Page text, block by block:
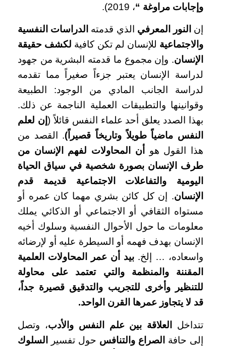
وإجابات مراوغة “، 2019).
إن النور المعرفي الذي قدمته الدراسات النفسية
والاجتماعية للإنسان لم تكن كافية لكشف حقيقة
الإنسان. وإن مجموع ما قدمته البشرية من جهود
لدراسة الإنسان يعتبر جزءاً صغيراً مما تقدمه
لدراسة الجانب المادي من الوجود: الطبيعة
وقوانينها والتطبيقات العملية الناجمة عن ذلك.
بهذا الصدد يعلق أحد علماء النفس قائلاً ( إن لعلم
النفس ماضياً طويلاً وتاريخاً قصيراً). القصد من
هذا القول هو
أن المحاولات لفهم الإنسان من
طرف الإنسان بصورة شخصية في سياق الحياة
اليومية والتفاعلات الاجتماعية قديمة قدم
الإنسان. إن كل كائن بشري مهما كان عمره أو
مستواه الثقافي أو الاجتماعي أو الذكائي يملك
معلومات ما حول الأحوال النفسية وسلوك أخيه
الإنسان بهدف فهمه أو السيطرة عليه أو لإرضائه
واسعاده، … إلخ. بيد أن عمر المحاولات العلمية
المقننة والمنظمة والتي تعتمد على محاولة
للتنظير وأخرى للتجريب والتدقيق قصيرة جداً،
قد لا يتجاوز عمرها القرن الواحد.
تتداخل العلاقة بين علم النفس والأدب، وتصل
إلى حافة
الصراع والتنافس حول تفسير
السلوك